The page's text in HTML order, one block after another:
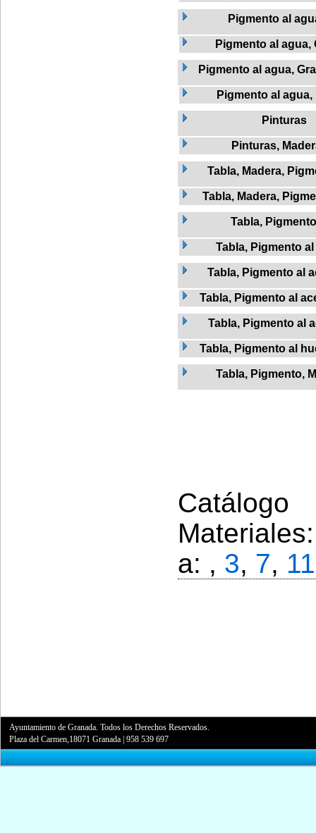
Pigmento al
Pigmento al agua,
Pigmento al agua,
Pigmento al agua,
Pinturas
Pinturas,
Tabla, Madera,
Tabla, Madera,
Tabla, Pigmento
Tabla, Pigmento
Tabla, Pigmento al
Tabla, Pigmento al
Tabla, Pigmento al
Tabla, Pigmento al
Tabla, Pigmento,
a: , 3, 7, 11
Ayuntamiento de Granada. Todos los Derechos Reservados.
Plaza del Carmen,18071 Granada |958 539 697